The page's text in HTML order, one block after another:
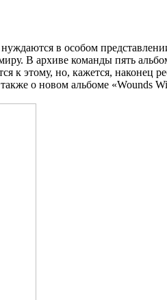
в особом
В архиве команды пять
к этому, но, кажется, наконец
о новом альбоме «Wounds